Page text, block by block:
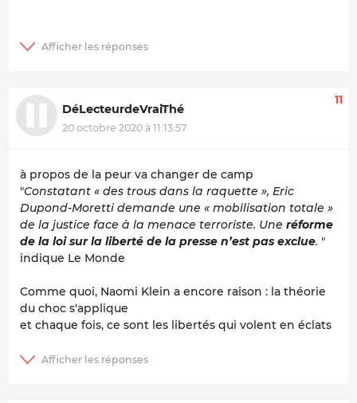
DéLecteurdeVraiThé
20 octobre 2020 à 11:13:57
11
à propos de la peur va changer de camp
"Constatant « des trous dans la raquette », Eric
Dupond-Moretti demande une « mobilisation totale »
de la justice face à la menace terroriste. Une réforme
de la loi sur la liberté de la presse n’est pas exclue. "
indique Le Monde
Comme quoi, Naomi Klein a encore raison : la théorie
du choc s'applique
et chaque fois, ce sont les libertés qui volent en éclats